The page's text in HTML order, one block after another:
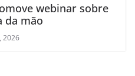
webinar sobre
da mão
2026